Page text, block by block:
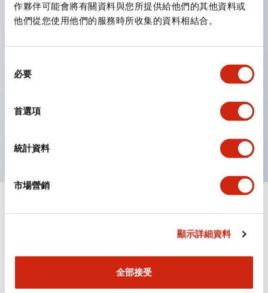
作夥伴可能會將有關資料與您所提供給他們的其他資料或
他們從您使用他們的服務時所收集的資料相結合。
必要
首選項
統計資料
市場營銷
顯示詳細資料
全部接受
提供72種標準迴路
透過6種形式與接點模組段數的組合，可實現各種接點構
造。
配備可確認接點狀態的指示燈，並提供手柄操作型、鑰匙
手柄可從6種中選擇
文件和檔案
型錄和宣傳手冊 CAD檔 認證與標準